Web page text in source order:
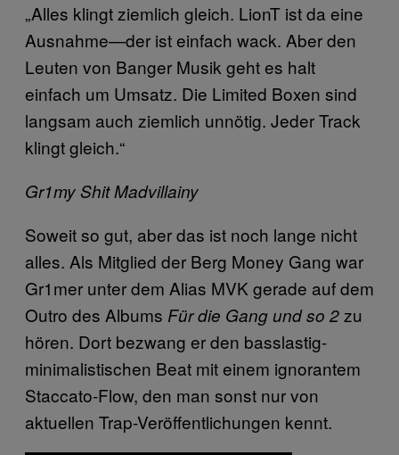
„Alles klingt ziemlich gleich. LionT ist da eine
Ausnahme—der ist einfach wack. Aber den
Leuten von Banger Musik geht es halt
einfach um Umsatz. Die Limited Boxen sind
langsam auch ziemlich unnötig. Jeder Track
klingt gleich.“
Gr1my ShitMadvillainy
Soweit so gut, aber das ist noch lange nicht
alles. Als Mitglied der Berg Money Gang war
Gr1mer unter dem Alias MVK gerade auf dem
Outro des Albums Für die Gang und so 2zu
hören. Dort bezwang er den basslastig-
minimalistischen Beat mit einem ignorantem
Staccato-Flow, den man sonst nur von
aktuellen Trap-Veröffentlichungen kennt.